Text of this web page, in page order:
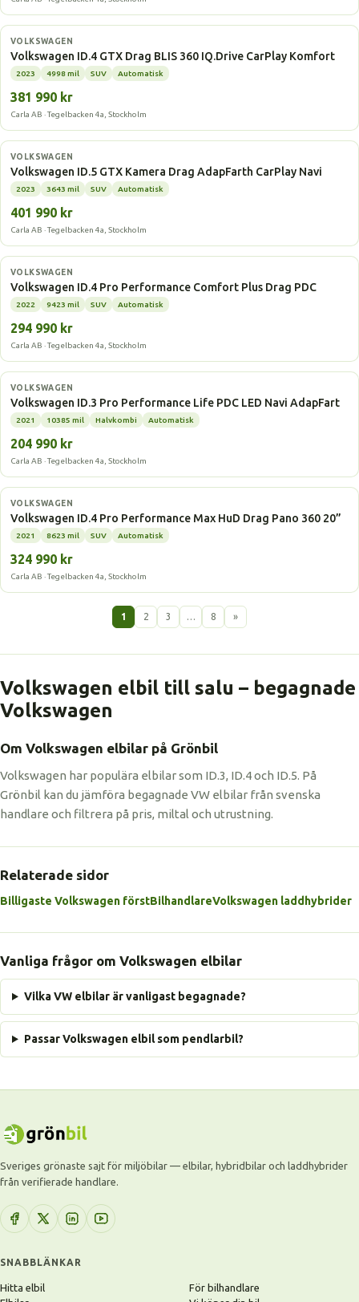
Elbil
VOLKSWAGEN
Volkswagen ID.4 GTX Drag BLIS 360 IQ.Drive CarPlay Komfort
2023 4998 mil SUV Automatisk
381 990 kr
Carla AB · Tegelbacken 4a, Stockholm
Elbil
VOLKSWAGEN
Volkswagen ID.5 GTX Kamera Drag AdapFarth CarPlay Navi
2023 3643 mil SUV Automatisk
401 990 kr
Carla AB · Tegelbacken 4a, Stockholm
Elbil
VOLKSWAGEN
Volkswagen ID.4 Pro Performance Comfort Plus Drag PDC
2022 9423 mil SUV Automatisk
294 990 kr
Carla AB · Tegelbacken 4a, Stockholm
Elbil
VOLKSWAGEN
Volkswagen ID.3 Pro Performance Life PDC LED Navi AdapFart
2021 10385 mil Halvkombi Automatisk
204 990 kr
Carla AB · Tegelbacken 4a, Stockholm
Elbil
VOLKSWAGEN
Volkswagen ID.4 Pro Performance Max HuD Drag Pano 360 20”
2021 8623 mil SUV Automatisk
324 990 kr
Carla AB · Tegelbacken 4a, Stockholm
1 2 3 … 8 »
Volkswagen elbil till salu – begagnade
Volkswagen
Om Volkswagen elbilar på Grönbil
Volkswagen har populära elbilar som ID.3, ID.4 och ID.5. På
Grönbil kan du jämföra begagnade VW elbilar från svenska
handlare och filtrera på pris, miltal och utrustning.
Relaterade sidor
Billigaste Volkswagen förstBilhandlareVolkswagen laddhybrider
Vanliga frågor om Volkswagen elbilar
Vilka VW elbilar är vanligast begagnade?
Passar Volkswagen elbil som pendlarbil?
Sveriges grönaste sajt för miljöbilar — elbilar, hybridbilar och laddhybrider
från verifierade handlare.
SNABBLÄNKAR
Hitta elbil
För bilhandlare